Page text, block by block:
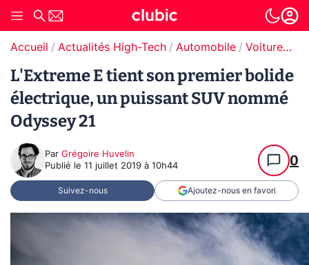
Accueil Actualités High-Tech Automobile Voitures électriques
L'Extreme E tient son premier bolide
électrique, un puissant SUV nommé
Odyssey 21
Par Grégoire Huvelin
Publié le 11 juillet 2019 à 10h44 0
Suivez-nous Ajoutez-nous en favori